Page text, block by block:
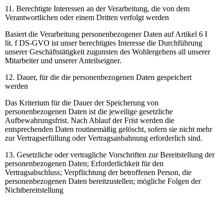
11. Berechtigte Interessen an der Verarbeitung, die von dem
Verantwortlichen oder einem Dritten verfolgt werden
Basiert die Verarbeitung personenbezogener Daten auf Artikel 6 I
lit. f DS-GVO ist unser berechtigtes Interesse die Durchführung
unserer Geschäftstätigkeit zugunsten des Wohlergehens all unserer
Mitarbeiter und unserer Anteilseigner.
12. Dauer, für die die personenbezogenen Daten gespeichert
werden
Das Kriterium für die Dauer der Speicherung von
personenbezogenen Daten ist die jeweilige gesetzliche
Aufbewahrungsfrist. Nach Ablauf der Frist werden die
entsprechenden Daten routinemäßig gelöscht, sofern sie nicht mehr
zur Vertragserfüllung oder Vertragsanbahnung erforderlich sind.
13. Gesetzliche oder vertragliche Vorschriften zur Bereitstellung der
personenbezogenen Daten; Erforderlichkeit für den
Vertragsabschluss; Verpflichtung der betroffenen Person, die
personenbezogenen Daten bereitzustellen; mögliche Folgen der
Nichtbereitstellung